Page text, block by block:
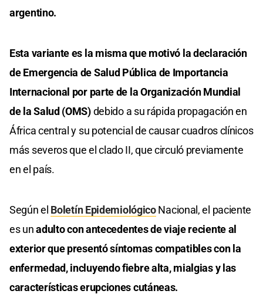
argentino.
Esta variante es la misma que motivó la declaración
de Emergencia de Salud Pública de Importancia
Internacional por parte de la Organización Mundial
de la Salud (OMS)debido a su rápida propagación en
África central y su potencial de causar cuadros clínicos
más severos que el clado II, que circuló previamente
en el país.
Según el Boletín EpidemiológicoNacional, el paciente
es unadulto con antecedentes de viaje reciente al
exterior que presentó síntomas compatibles con la
enfermedad, incluyendo fiebre alta, mialgias y las
características erupciones cutáneas.